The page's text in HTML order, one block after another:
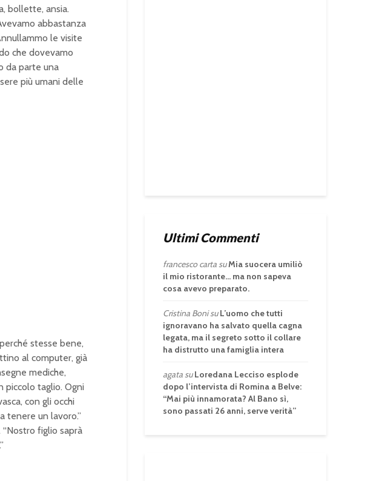
bollette, ansia.
abbastanza
le visite
che dovevamo
da parte una
più umani delle
stesse bene,
al computer, già
mediche,
piccolo taglio. Ogni
con gli occhi
tenere un lavoro.”
figlio saprà
Ultimi Commenti
francesco cartasuMia suocera umiliò
il mio ristorante… ma non sapeva
cosa avevo preparato.
Cristina BonisuL’uomo che tutti
ignoravano ha salvato quella cagna
legata, ma il segreto sotto il collare
ha distrutto una famiglia intera
agatasuLoredana Lecciso esplode
dopo l’intervista di Romina a Belve:
“Mai più innamorata? Al Bano sì,
sono passati 26 anni, serve verità”